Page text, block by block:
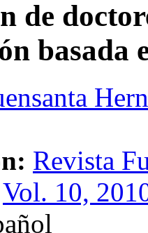
de
basada
Revista
Vol. 10,